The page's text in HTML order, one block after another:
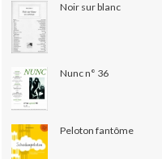
Noir sur blanc
Nunc n° 36
Peloton fantôme